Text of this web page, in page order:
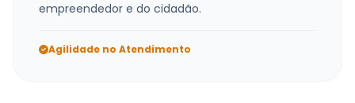
empreendedor e do cidadão.
Agilidade no Atendimento